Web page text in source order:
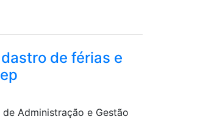
de férias e
Administração e Gestão